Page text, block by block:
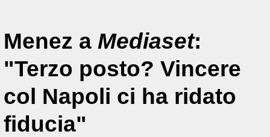
Menez a Mediaset:
"Terzo posto? Vincere
col Napoli ci ha ridato
fiducia"